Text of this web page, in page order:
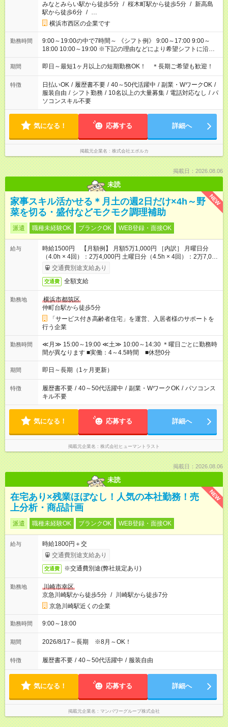
みなとみらい駅から徒歩5分 / 桜木町駅から徒歩5分 / 新高島
駅から徒歩6分 / …
横浜市西区の企業です
勤務時間
9:00～19:00の中で7時間～ 《シフト例》 9:00～17:00 9:00～
18:00 10:00～19:00 ※下記の理由などにより希望シフトに沿え
ない場合があります。 ・希望勤務日や曜日が他の方と被った ・
応募多数に伴う充足
期間 即日～最短1ヶ月以上の短期勤務OK！ ＊長期ご希望も歓迎！
特徴 日払いOK / 履歴書不要 / 40～50代活躍中 / 副業・WワークOK /
服装自由 / シフト勤務 / 10名以上の大量募集 / 電話対応なし / パ
ソコンスキル不要
気になる！ 応募する 詳細へ
掲載元企業名 株式会社エボルカ
掲載日：2026.08.06
未読
NEW
家事スキル活かせる＊月土の週2日だけ×4h～野
菜を切る・盛付などモクモク調理補助
派遣 職種未経験OK ブランクOK WEB登録・面接OK
給与
時給1500円 【月額例】 月額5万1,000円 ［内訳］ 月曜日分
（4.0h × 4回）：2万4,000円 土曜日分（4.5h × 4回）：2万7,000
円 交通費別途支給あり
交通費 全額支給
勤務地
横浜市都筑区
仲町台駅から徒歩5分
「サービス付き高齢者住宅」を運営、入居者様のサポートを
行う企業
勤務時間
≪月≫ 15:00～19:00 ≪土≫ 10:00～14:30 ＊曜日ごとに勤務時
間が異なります ■実働：4～4.5時間 ■休憩0分
期間 即日～長期（1ヶ月更新）
特徴 履歴書不要 / 40～50代活躍中 / 副業・WワークOK / パソコンス
キル不要
気になる！ 応募する 詳細へ
掲載元企業名 株式会社ヒューマントラスト
掲載日：2026.08.06
未読
NEW
在宅あり×残業ほぼなし！人気の本社勤務！売
上分析・商品計画
派遣 職種未経験OK ブランクOK WEB登録・面接OK
給与
時給1800円＋交
交通費別途支給あり
交通費 ※交通費別途(弊社規定あり)
勤務地
川崎市幸区
京急川崎駅から徒歩5分 / 川崎駅から徒歩7分
京急川崎駅近くの企業
勤務時間 9:00～18:00
期間 2026/8/17～長期 ※8月～OK！
特徴 履歴書不要 / 40～50代活躍中 / 服装自由
気になる！ 応募する 詳細へ
掲載元企業名 マンパワーグループ株式会社